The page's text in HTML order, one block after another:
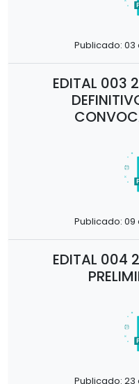
Publicado:
EDITAL 003
Publicado:
EDITAL 004
Publicado: